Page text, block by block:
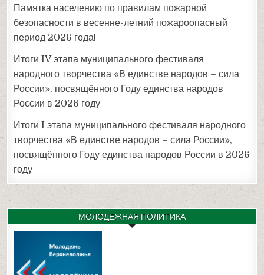
Памятка населению по правилам пожарной
безопасности в весенне-летний пожароопасный
период 2026 года!
Итоги IV этапа муниципального фестиваля
народного творчества «В единстве народов – сила
России», посвящённого Году единства народов
России в 2026 году
Итоги I этапа муниципального фестиваля народного
творчества «В единстве народов – сила России»,
посвящённого Году единства народов России в 2026
году
МОЛОДЕЖНАЯ ПОЛИТИКА